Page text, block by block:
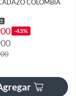
COLOMBIA
-43%